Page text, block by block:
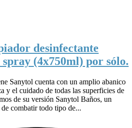
desinfectante
spray (4x750ml) por sólo.
Sanytol cuenta con un amplio abanico
y el cuidado de todas las superficies de
de su versión Sanytol Baños, un
combatir todo tipo de...